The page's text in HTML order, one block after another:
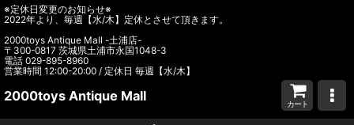
※定休日変更のお知らせ※
2022年より、毎週【水/木】定休とさせて頂きます。
2000toys Antique Mall -土浦店-
〒300-0817 茨城県土浦市永国1048-3
電話 029-895-8960
営業時間 12:00-20:00 / 定休日 毎週【水/木】
2000toys Antique Mall
カート